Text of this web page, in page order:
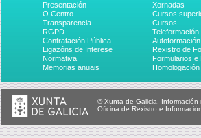
Presentación
O Centro
Transparencia
RGPD
Contratación Pública
Ligazóns de Interese
Normativa
Memorias anuais
Xornadas
Cursos
Cursos
Teleformación
Autoformación
Rexistro de
Formularios e
Homologación
© Xunta de Galicia.
Oficina de Rexistro e Información